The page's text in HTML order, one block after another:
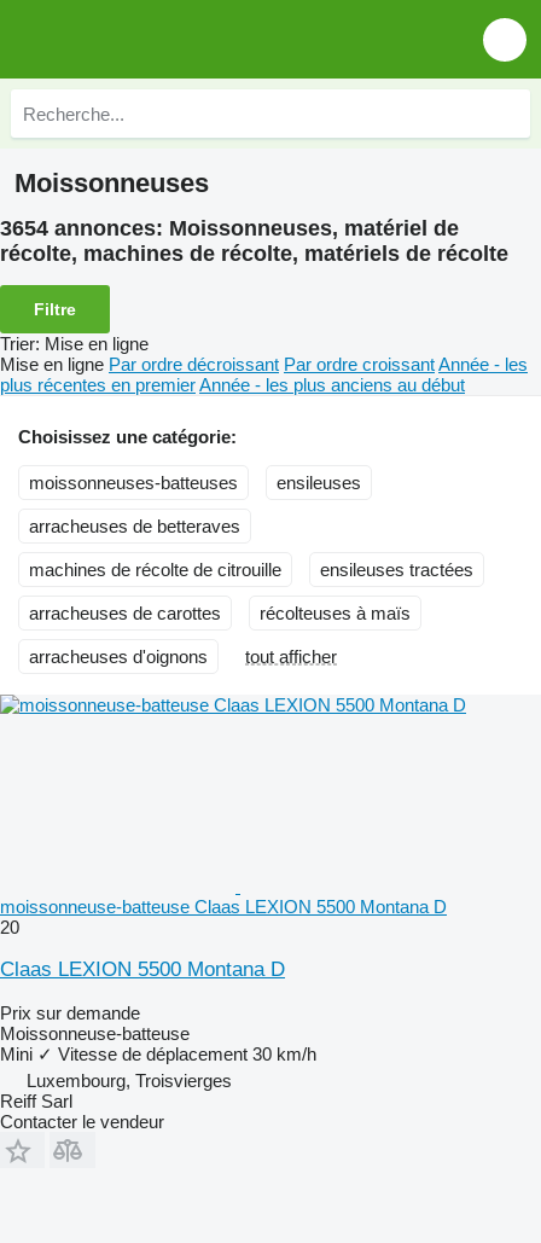
Moissonneuses
3654 annonces: Moissonneuses, matériel de
récolte, machines de récolte, matériels de récolte
Filtre
Trier: Mise en ligne
Mise en ligne Par ordre décroissant Par ordre croissantAnnée - les
plus récentes en premierAnnée - les plus anciens au début
Choisissez une catégorie:
moissonneuses-batteuses ensileuses
arracheuses de betteraves
machines de récolte de citrouille ensileuses tractées
arracheuses de carottes récolteuses à maïs
arracheuses d'oignons tout afficher
moissonneuse-batteuse Claas LEXION 5500 Montana D
20
Claas LEXION 5500 Montana D
Prix sur demande
Moissonneuse-batteuse
Mini ✓ Vitesse de déplacement 30 km/h
Luxembourg, Troisvierges
Reiff Sarl
Contacter le vendeur